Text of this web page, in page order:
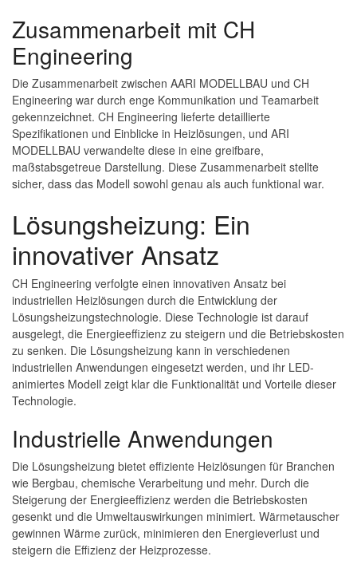
Zusammenarbeit mit CH
Engineering
Die Zusammenarbeit zwischen AARI MODELLBAU und CH
Engineering war durch enge Kommunikation und Teamarbeit
gekennzeichnet. CH Engineering lieferte detaillierte
Spezifikationen und Einblicke in Heizlösungen, und ARI
MODELLBAU verwandelte diese in eine greifbare,
maßstabsgetreue Darstellung. Diese Zusammenarbeit stellte
sicher, dass das Modell sowohl genau als auch funktional war.
Lösungsheizung: Ein
innovativer Ansatz
CH Engineering verfolgte einen innovativen Ansatz bei
industriellen Heizlösungen durch die Entwicklung der
Lösungsheizungstechnologie. Diese Technologie ist darauf
ausgelegt, die Energieeffizienz zu steigern und die Betriebskosten
zu senken. Die Lösungsheizung kann in verschiedenen
industriellen Anwendungen eingesetzt werden, und ihr LED-
animiertes Modell zeigt klar die Funktionalität und Vorteile dieser
Technologie.
Industrielle Anwendungen
Die Lösungsheizung bietet effiziente Heizlösungen für Branchen
wie Bergbau, chemische Verarbeitung und mehr. Durch die
Steigerung der Energieeffizienz werden die Betriebskosten
gesenkt und die Umweltauswirkungen minimiert. Wärmetauscher
gewinnen Wärme zurück, minimieren den Energieverlust und
steigern die Effizienz der Heizprozesse.